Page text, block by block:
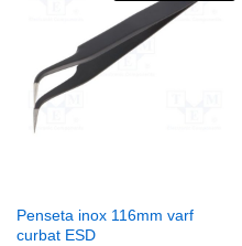
Penseta inox 116mm varf
curbat ESD